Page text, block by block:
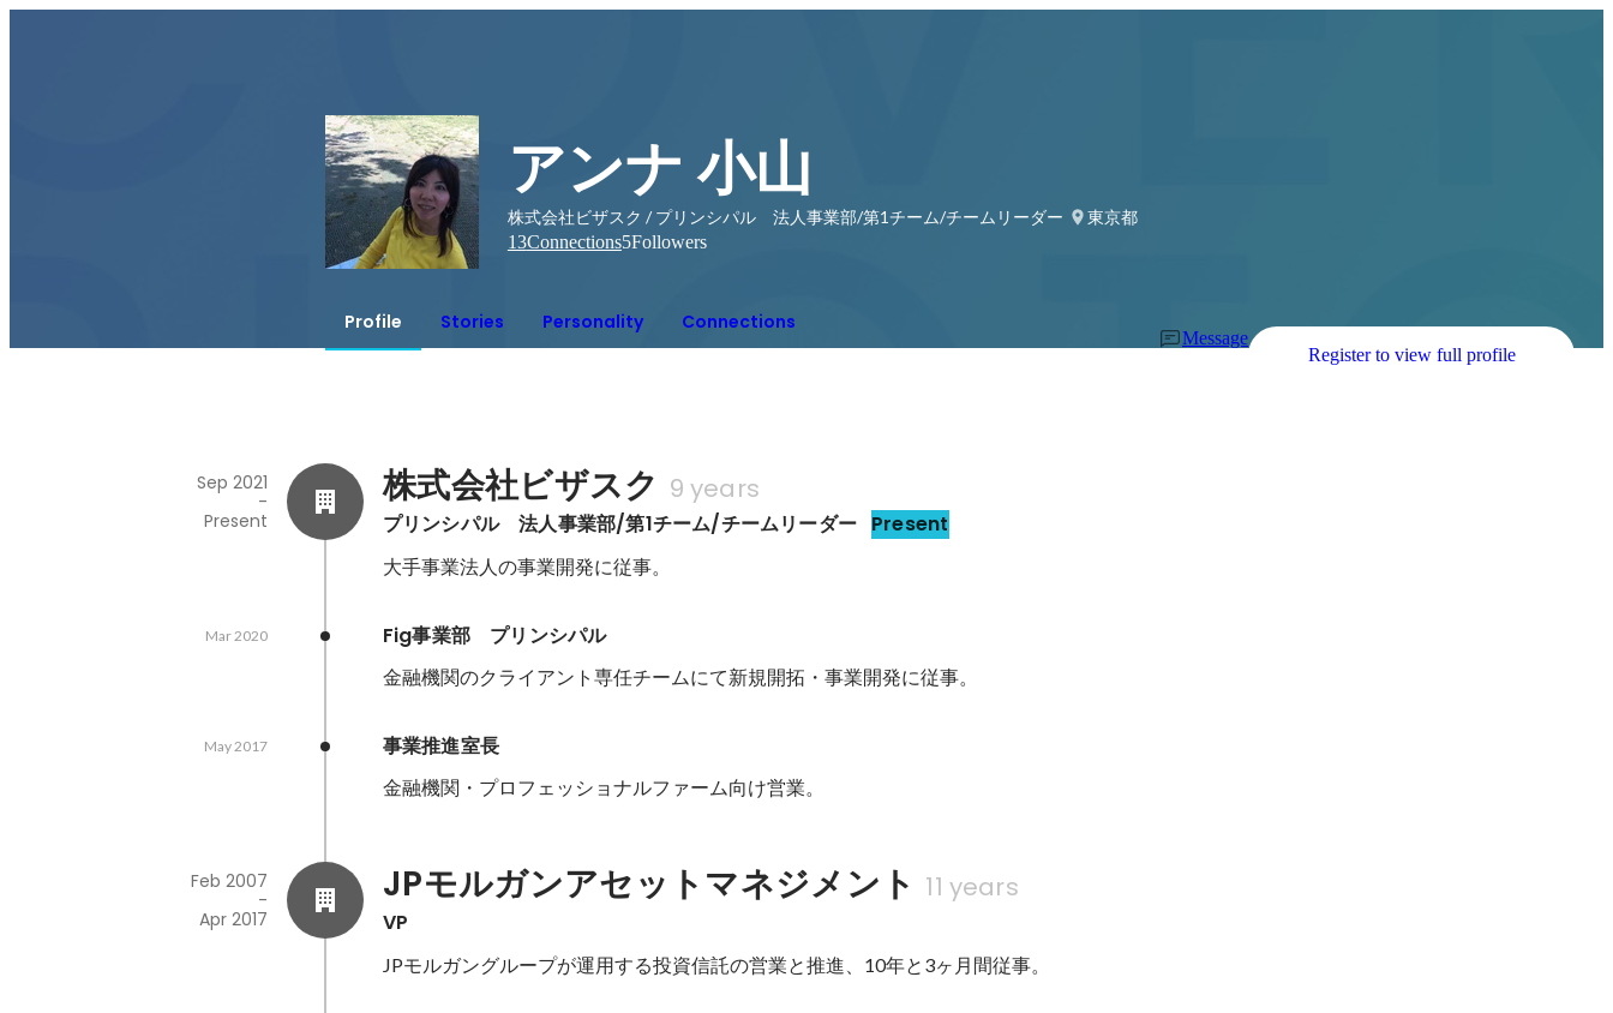
アンナ 小山
株式会社ビザスク / プリンシパル 法人事業部/第1チーム/チームリーダー
東京都
13Connections5Followers
Profile Stories Personality Connections
Message
Register to view full profile
株式会社ビザスク 9 years
プリンシパル　法人事業部/第1チーム/チームリーダー Present
Sep 2021
-
Present
大手事業法人の事業開発に従事。
Fig事業部　プリンシパル
Mar 2020
金融機関のクライアント専任チームにて新規開拓・事業開発に従事。
事業推進室長
May 2017
金融機関・プロフェッショナルファーム向け営業。
JPモルガンアセットマネジメント 11 years
VP
Feb 2007
-
Apr 2017
JPモルガングループが運用する投資信託の営業と推進、10年と3ヶ月間従事。